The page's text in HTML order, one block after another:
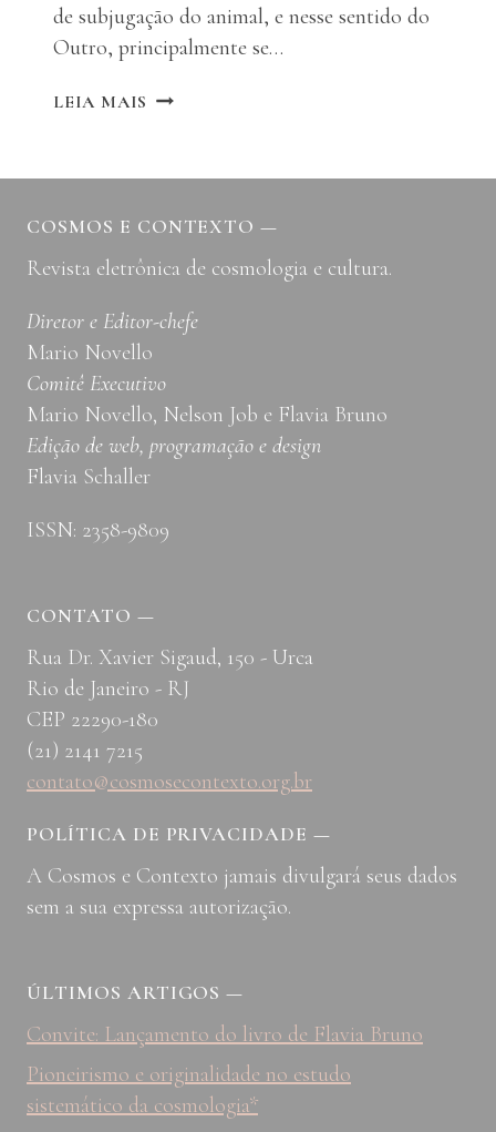
de subjugação do animal, e nesse sentido do
Outro, principalmente se…
LEIA MAIS A
OUTRO
A
DE
CARNE
NA
ATUALIDADE
COSMOS E CONTEXTO—
Revista eletrônica de cosmologia e cultura.
Diretor e Editor-chefe
Mario Novello
Comitê Executivo
Mario Novello, Nelson Job e Flavia Bruno
Edição de web, programação e design
Flavia Schaller
ISSN: 2358-9809
CONTATO —
Rua Dr. Xavier Sigaud, 150 - Urca
Rio de Janeiro - RJ
CEP 22290-180
(21) 2141 7215
contato@cosmosecontexto.org.br
POLÍTICA DE PRIVACIDADE—
A Cosmos e Contexto jamais divulgará seus dados
sem a sua expressa autorização.
ÚLTIMOS ARTIGOS—
Convite: Lançamento do livro de Flavia Bruno
Pioneirismo e originalidade no estudo
sistemático da cosmologia*